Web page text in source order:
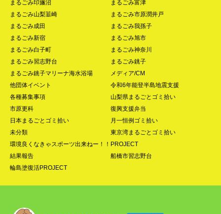
まるごみ印旛沼
まるごみ富津
まるごみ山梨韮崎
まるごみ市原潤井戸
まるごみ成田
まるごみ我孫子
まるごみ新宿
まるごみ旭市
まるごみ白子町
まるごみ神奈川
まるごみ習志野台
まるごみ銚子
まるごみ銚子マリーナ海水浴場
メディア/CM
他団体イベント
令和6年能登半島地震支援
各種募集事項
山梨県まるごとゴミ拾い
市原更科
復興支援弁当
日本まるごとゴミ拾い
月一恒例ゴミ拾い
未分類
東京湾まるごとゴミ拾い
環境良くなきゃスポーツ出来ねー！！PROJECT
結果報告
船橋市習志野台
輪島塗復活PROJECT